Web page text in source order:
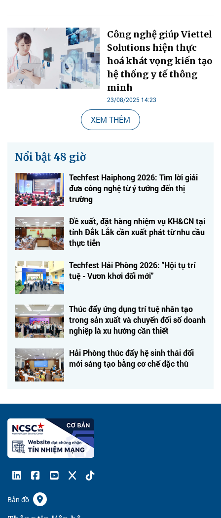
Công nghệ giúp Viettel
Solutions hiện thực
hoá khát vọng kiến tạo
hệ thống y tế thông
minh
23/08/2025 14:23
XEM THÊM
Nổi bật 48 giờ
Techfest Haiphong 2026: Tìm lời giải
đưa công nghệ từ ý tưởng đến thị
trường
Đề xuất, đặt hàng nhiệm vụ KH&CN tại
tỉnh Đắk Lắk cần xuất phát từ nhu cầu
thực tiễn
Techfest Hải Phòng 2026: "Hội tụ trí
tuệ - Vươn khơi đổi mới"
Thúc đẩy ứng dụng trí tuệ nhân tạo
trong sản xuất và chuyển đổi số doanh
nghiệp là xu hướng cần thiết
Hải Phòng thúc đẩy hệ sinh thái đổi
mới sáng tạo bằng cơ chế đặc thù
Bản đồ